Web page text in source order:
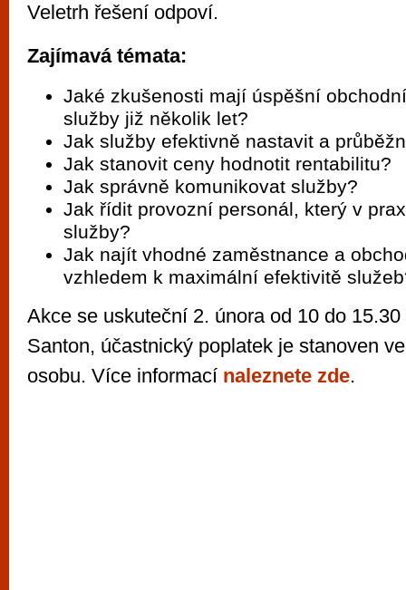
Veletrh řešení odpoví.
Zajímavá témata:
Jaké zkušenosti mají úspěšní
služby již několik let?
Jak služby efektivně nastavit a
Jak stanovit ceny hodnotit rentabilitu?
Jak správně komunikovat služby?
Jak řídit provozní personál, který v
služby?
Jak najít vhodné zaměstnance a
vzhledem k maximální efektivitě
Akce se uskuteční 2. února od 10 do
Santon, účastnický poplatek je stanoven
osobu. Více informací naleznete zde.